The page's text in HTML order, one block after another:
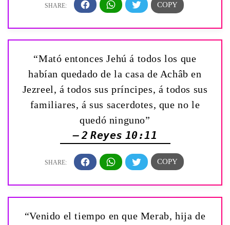
“Mató entonces Jehú á todos los que
habían quedado de la casa de Achâb en
Jezreel, á todos sus príncipes, á todos sus
familiares, á sus sacerdotes, que no le
quedó ninguno”
— 2 Reyes 10:11
“Venido el tiempo en que Merab, hija de